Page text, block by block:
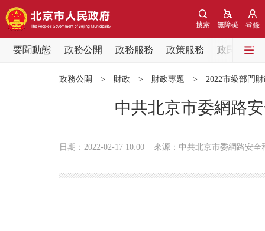
登錄
無障礙
搜索
要聞動態 政務公開 政務服務 政策服務
政民互動
政務公開 > 財政 > 財政專題 > 2022市級部門
中共北京市委網路
日期：2022-02-17 10:00 來源：中共北京市委網路安全